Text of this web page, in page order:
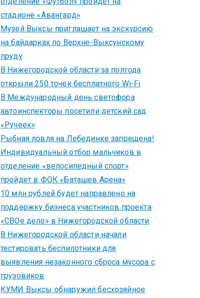
стадионе «Авангард»
Музей Выксы приглашает на экскурсию
на байдарках по Верхне-Выксунскому
пруду
В Нижегородской области за полгода
открыли 250 точек бесплатного Wi-Fi
В Международный день светофора
автоинспекторы посетили детский сад
«Ручеек»
Рыбная ловля на Лебединке запрещена!
Индивидуальный отбор мальчиков в
отделение «велосипедный спорт»
пройдет в ФОК «Баташев Арена»
10 млн рублей будет направлено на
поддержку бизнеса участников проекта
«СВОё дело» в Нижегородской области
В Нижегородской области начали
тестировать беспилотники для
выявления незаконного сброса мусора с
грузовиков
КУМИ Выксы обнаружил бесхозяйное